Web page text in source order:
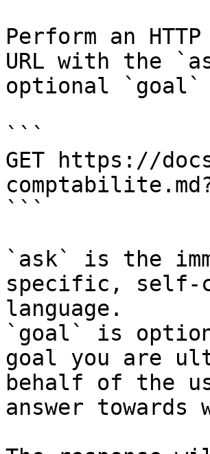
Perform an
URL with the
optional `goal`
```
GET https://
```
`ask` is the
specific, self-
language.
`goal` is
goal you are
behalf of the
answer